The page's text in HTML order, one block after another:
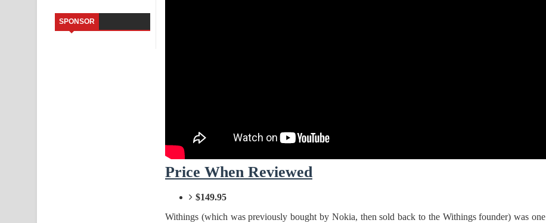
Aramuna Song Lyrics - අරමුණ ගීතයේ පද පෙළ
Dannawada Mawa Song Lyrics - දන්නවාද මාව ගීතයේ පද පෙළ
NEENA Song Lyrics - නීනා ගීතයේ පද පෙළ
Ahimi Wimai Himi Song Lyrics - අහිමි විමයි හිමි ගීතයේ පද පෙළ
SPONSOR
Price When Reviewed
$149.95
Withings (which was previously bought by Nokia, then sold back to the Withings founder) was one